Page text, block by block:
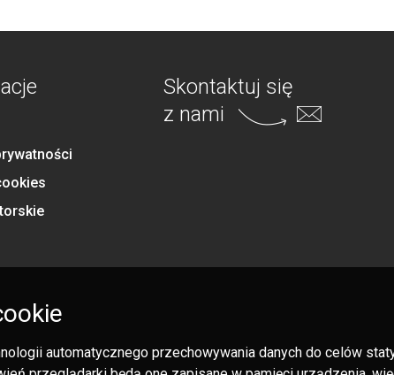
Skontaktuj się
z nami
automatycznego przechowywania danych do celów